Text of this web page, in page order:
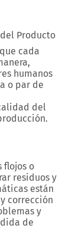
Producto
cada
humanos
o par de
del
flojos o
residuos y
están
corrección
y
de